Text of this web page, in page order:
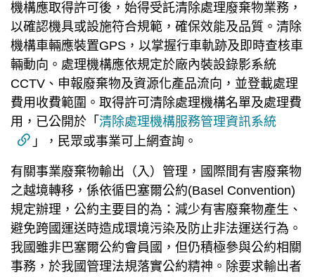
機構應取得許可後，始得受託清除處理廢棄物業務，
以確認機具或設施符合規範，確保效能及品質。清除
機構車輛應裝置GPS，以掌握行車軌跡及即時查核車
輛動向。處理機構應依規定於廠內裝設錄影系統
CCTV、申報廢棄物及資源化產品流向，並登載處理
費用收費範圍。取得許可清除處理機構名單及處理費
用，已公開於「 清除處理機構服務管理資訊系統
」，民眾或事業可上網查詢。
有關事業廢棄物輸出（入）管理，國際間有害廢棄物
之越境轉移，係依循巴塞爾公約(Basel Convention)
規定辦理，公約主要目的為：減少有害廢棄物產生、
避免跨國運送時造成環境污染及防止非法運送行為。
我國雖非巴塞爾公約會員國，但仍積極參與公約相關
事務，於我國管理法規落實公約精神。除要求輸出者